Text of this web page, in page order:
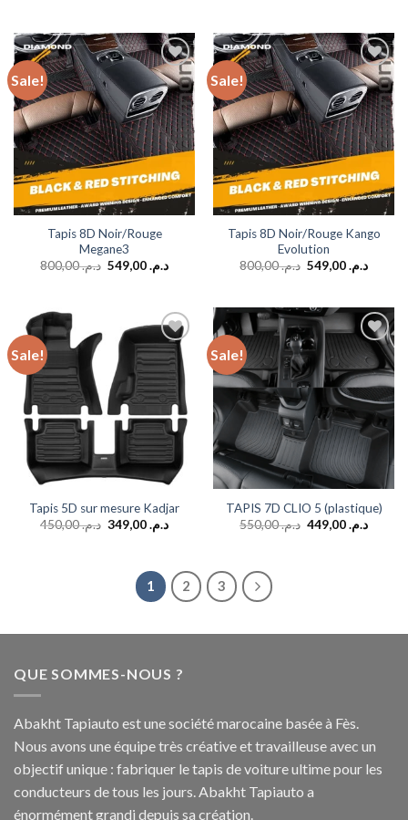
Sale!
Add to
wishlist
Tapis 8D Noir/Rouge
Megane3
د.م.800,00 د.م.549,00
Sale!
Add to
wishlist
Tapis 8D Noir/Rouge Kango
Evolution
د.م.800,00 د.م.549,00
Sale!
Add to
wishlist
Tapis 5D sur mesure Kadjar
د.م.450,00 د.م.349,00
Sale!
Add to
wishlist
TAPIS 7D CLIO 5 (plastique)
د.م.550,00 د.م.449,00
1 2 3
QUE SOMMES-NOUS ?
Abakht Tapiauto est une société marocaine basée à Fès.
Nous avons une équipe très créative et travailleuse avec un
objectif unique : fabriquer le tapis de voiture ultime pour les
conducteurs de tous les jours. Abakht Tapiauto a
énormément grandi depuis sa création.